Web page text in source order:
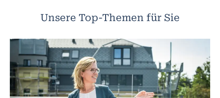
Unsere Top-Themen für Sie